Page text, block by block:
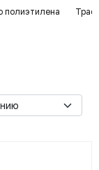
полиэтилена